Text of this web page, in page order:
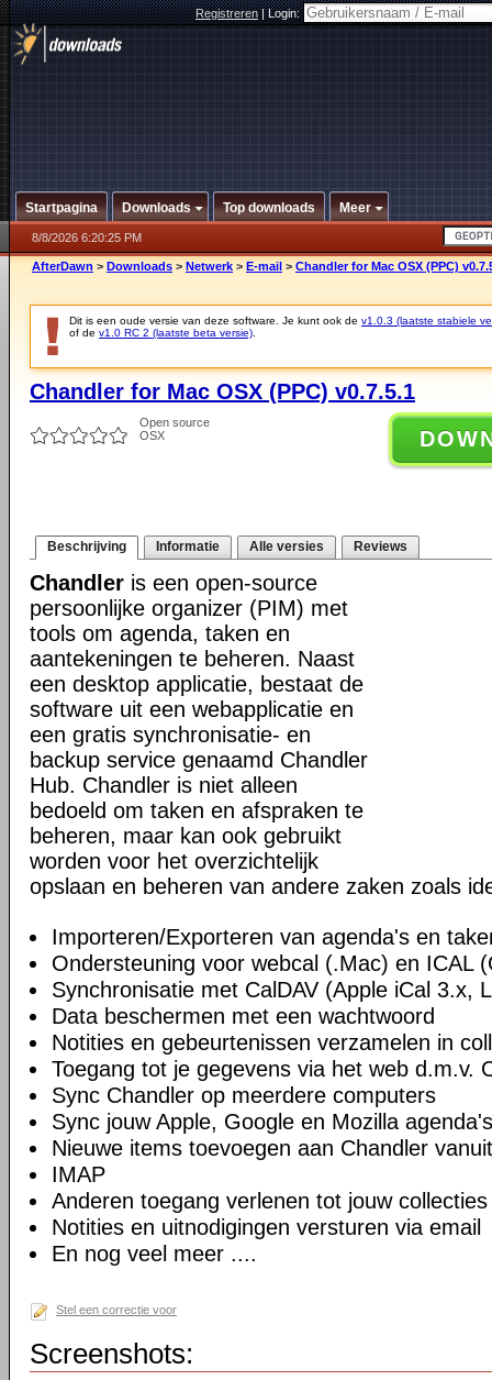
Registreren|Login:
Startpagina Downloads Top downloads Meer
8/8/2026 6:20:25 PM
AfterDawn > Downloads > Netwerk > E-mail > Chandler for Mac OSX (PPC)
Dit is een oude versie van deze software. Je kunt ook de v1.0.3 (laatste stabiele
of de v1.0 RC 2 (laatste beta versie)
Chandler for Mac OSX (PPC) v0.7.5.1
Open source
OSX
Beschrijving Informatie Alle versies Reviews
Chandler is een open-source
persoonlijke organizer (PIM) met
tools om agenda, taken en
aantekeningen te beheren. Naast
een desktop applicatie, bestaat de
software uit een webapplicatie en
een gratis synchronisatie- en
backup service genaamd Chandler
Hub. Chandler is niet alleen
bedoeld om taken en afspraken te
beheren, maar kan ook gebruikt
worden voor het overzichtelijk
opslaan en beheren van andere zaken zoals
Importeren/Exporteren van agenda's en
Ondersteuning voor webcal (.Mac) en ICAL
Synchronisatie met CalDAV (Apple iCal 3.x,
Data beschermen met een wachtwoord
Notities en gebeurtenissen verzamelen in
Toegang tot je gegevens via het web d.m.v.
Sync Chandler op meerdere computers
Sync jouw Apple, Google en Mozilla agenda's
Nieuwe items toevoegen aan Chandler
IMAP
Anderen toegang verlenen tot jouw
Notities en uitnodigingen versturen via email
En nog veel meer ....
Stel een correctie voor
Screenshots: